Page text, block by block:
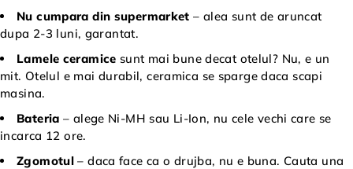
Nu cumpara din supermarket – alea sunt de aruncat
dupa 2-3 luni, garantat.
Lamele ceramice sunt mai bune decat otelul? Nu, e un
mit. Otelul e mai durabil, ceramica se sparge daca scapi
masina.
Bateria – alege Ni-MH sau Li-Ion, nu cele vechi care se
incarca 12 ore.
Zgomotul – daca face ca o drujba, nu e buna. Cauta una